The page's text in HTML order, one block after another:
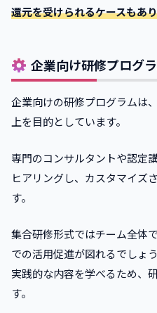
還元を受けられるケースもあ
企業向け研修プログ
企業向けの研修プログラムは
上を目的としています。
専門のコンサルタントや認定
ヒアリングし、カスタマイズ
す。
集合研修形式ではチーム全体
での活用促進が図れるでしょ
実践的な内容を学べるため、
す。